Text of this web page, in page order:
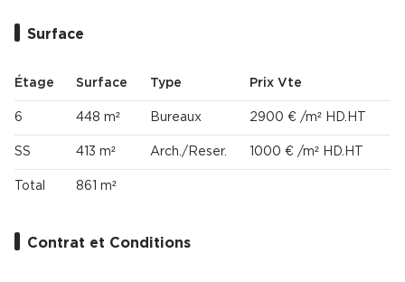
Surface
Étage Surface Type Prix Vte
6 448 m² Bureaux 2900 € /m² HD.HT
SS 413 m² Arch./Reser. 1000 € /m² HD.HT
Total 861 m²
Contrat et Conditions